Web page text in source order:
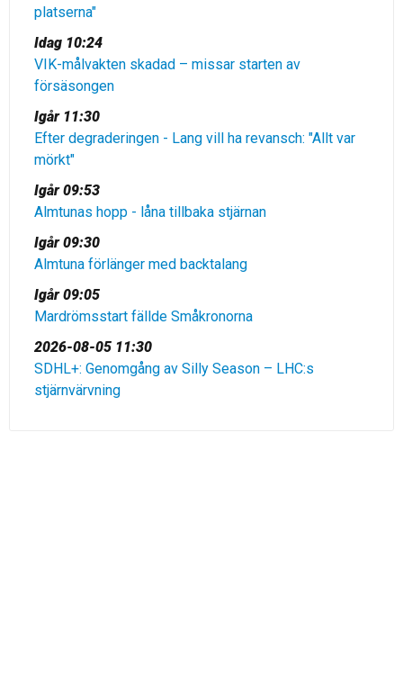
platserna"
Idag 10:24
VIK-målvakten skadad – missar starten av
försäsongen
Igår 11:30
Efter degraderingen - Lang vill ha revansch: "Allt var
mörkt"
Igår 09:53
Almtunas hopp - låna tillbaka stjärnan
Igår 09:30
Almtuna förlänger med backtalang
Igår 09:05
Mardrömsstart fällde Småkronorna
2026-08-05 11:30
SDHL+: Genomgång av Silly Season – LHC:s
stjärnvärvning